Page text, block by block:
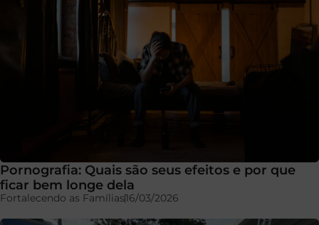
Pornografia: Quais são seus efeitos e por que
ficar bem longe dela
Fortalecendo as Famílias16/03/2026